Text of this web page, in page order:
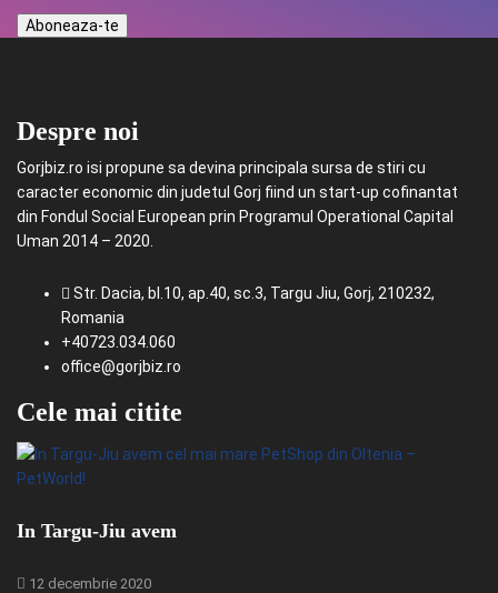
Despre noi
Gorjbiz.ro isi propune sa devina principala sursa de stiri cu
caracter economic din judetul Gorj fiind un start-up cofinantat
din Fondul Social European prin Programul Operational Capital
Uman 2014 – 2020.
Str. Dacia, bl.10, ap.40, sc.3, Targu Jiu, Gorj, 210232,
Romania
+40723.034.060
office@gorjbiz.ro
Cele mai citite
In Targu-Jiu avem
12 decembrie 2020